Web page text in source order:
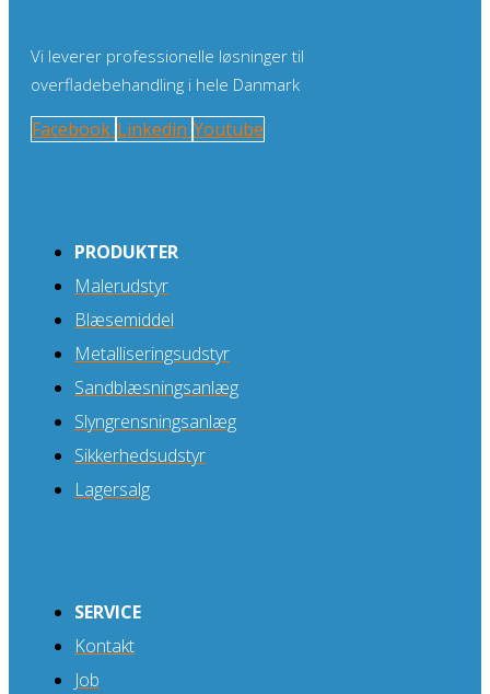
Vi leverer professionelle løsninger til
overfladebehandling i hele Danmark
Facebook Linkedin Youtube
PRODUKTER
Malerudstyr
Blæsemiddel
Metalliseringsudstyr
Sandblæsningsanlæg
Slyngrensningsanlæg
Sikkerhedsudstyr
Lagersalg
SERVICE
Kontakt
Job